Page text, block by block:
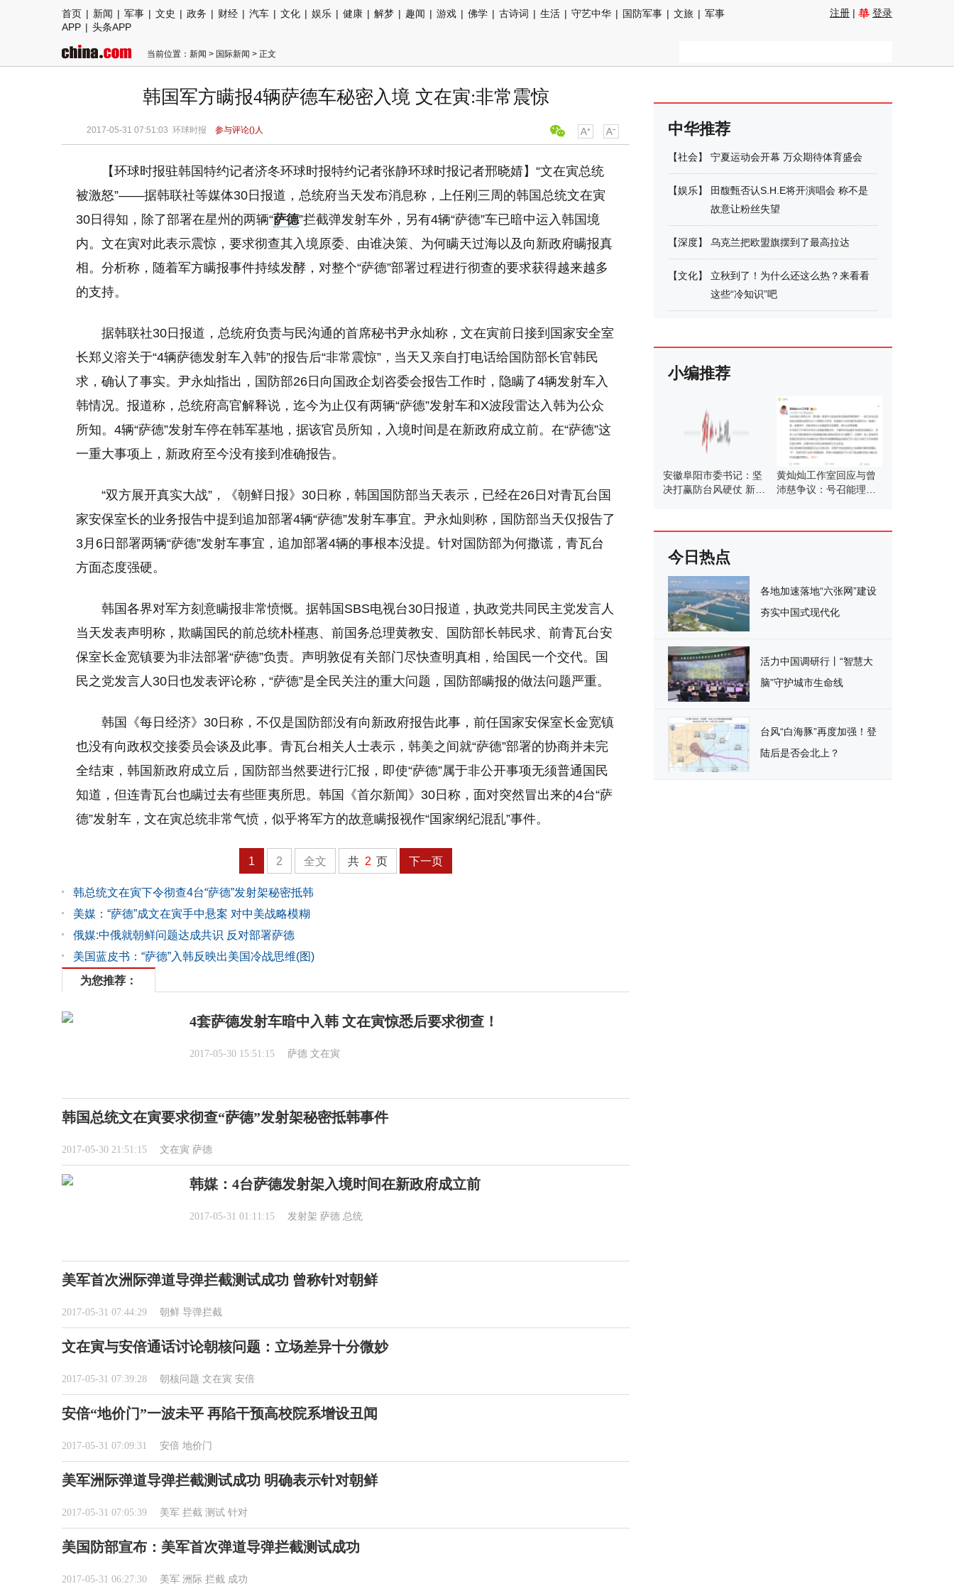
首页 | 新闻 | 军事 | 文史 | 政务 | 财经 | 汽车 | 文化 | 娱乐 | 健康 | 解梦 | 趣闻 | 游戏 | 佛学 | 古诗词 | 生活 | 守艺中华 | 国防军事 | 文旅 | 军事
APP | 头条APP
注册 | 登录
当前位置： 新闻 > 国际新闻 > 正文
韩国军方瞒报4辆萨德车秘密入境 文在寅:非常震惊
2017-05-31 07:51:03 环球时报 参与评论()人
【环球时报驻韩国特约记者济冬环球时报特约记者张静环球时报记者邢晓婧】“文在寅总统
被激怒”——据韩联社等媒体30日报道，总统府当天发布消息称，上任刚三周的韩国总统文在寅
30日得知，除了部署在星州的两辆“萨德”拦截弹发射车外，另有4辆“萨德”车已暗中运入韩国境
内。文在寅对此表示震惊，要求彻查其入境原委、由谁决策、为何瞒天过海以及向新政府瞒报真
相。分析称，随着军方瞒报事件持续发酵，对整个“萨德”部署过程进行彻查的要求获得越来越多
的支持。
据韩联社30日报道，总统府负责与民沟通的首席秘书尹永灿称，文在寅前日接到国家安全室
长郑义溶关于“4辆萨德发射车入韩”的报告后“非常震惊”，当天又亲自打电话给国防部长官韩民
求，确认了事实。尹永灿指出，国防部26日向国政企划咨委会报告工作时，隐瞒了4辆发射车入
韩情况。报道称，总统府高官解释说，迄今为止仅有两辆“萨德”发射车和X波段雷达入韩为公众
所知。4辆“萨德”发射车停在韩军基地，据该官员所知，入境时间是在新政府成立前。在“萨德”这
一重大事项上，新政府至今没有接到准确报告。
“双方展开真实大战”，《朝鲜日报》30日称，韩国国防部当天表示，已经在26日对青瓦台国
家安保室长的业务报告中提到追加部署4辆“萨德”发射车事宜。尹永灿则称，国防部当天仅报告了
3月6日部署两辆“萨德”发射车事宜，追加部署4辆的事根本没提。针对国防部为何撒谎，青瓦台
方面态度强硬。
韩国各界对军方刻意瞒报非常愤慨。据韩国SBS电视台30日报道，执政党共同民主党发言人
当天发表声明称，欺瞒国民的前总统朴槿惠、前国务总理黄教安、国防部长韩民求、前青瓦台安
保室长金宽镇要为非法部署“萨德”负责。声明敦促有关部门尽快查明真相，给国民一个交代。国
民之党发言人30日也发表评论称，“萨德”是全民关注的重大问题，国防部瞒报的做法问题严重。
韩国《每日经济》30日称，不仅是国防部没有向新政府报告此事，前任国家安保室长金宽镇
也没有向政权交接委员会谈及此事。青瓦台相关人士表示，韩美之间就“萨德”部署的协商并未完
全结束，韩国新政府成立后，国防部当然要进行汇报，即使“萨德”属于非公开事项无须普通国民
知道，但连青瓦台也瞒过去有些匪夷所思。韩国《首尔新闻》30日称，面对突然冒出来的4台“萨
德”发射车，文在寅总统非常气愤，似乎将军方的故意瞒报视作“国家纲纪混乱”事件。
1 2 全文 共 2 页 下一页
韩总统文在寅下令彻查4台“萨德”发射架秘密抵韩
美媒：“萨德”成文在寅手中悬案 对中美战略模糊
俄媒:中俄就朝鲜问题达成共识 反对部署萨德
美国蓝皮书：“萨德”入韩反映出美国冷战思维(图)
为您推荐：
4套萨德发射车暗中入韩 文在寅惊悉后要求彻查！
2017-05-30 15:51:15 萨德 文在寅
韩国总统文在寅要求彻查“萨德”发射架秘密抵韩事件
2017-05-30 21:51:15 文在寅 萨德
韩媒：4台萨德发射架入境时间在新政府成立前
2017-05-31 01:11:15 发射架 萨德 总统
美军首次洲际弹道导弹拦截测试成功 曾称针对朝鲜
2017-05-31 07:44:29 朝鲜 导弹拦截
文在寅与安倍通话讨论朝核问题：立场差异十分微妙
2017-05-31 07:39:28 朝核问题 文在寅 安倍
安倍“地价门”一波未平 再陷干预高校院系增设丑闻
2017-05-31 07:09:31 安倍 地价门
美军洲际弹道导弹拦截测试成功 明确表示针对朝鲜
2017-05-31 07:05:39 美军 拦截 测试 针对
美国防部宣布：美军首次弹道导弹拦截测试成功
2017-05-31 06:27:30 美军 洲际 拦截 成功
中华推荐
【社会】 宁夏运动会开幕 万众期待体育盛会
【娱乐】
田馥甄否认S.H.E将开演唱会 称不是
故意让粉丝失望
【深度】 乌克兰把欧盟旗摆到了最高拉达
【文化】
立秋到了！为什么还这么热？来看看
这些“冷知识”吧
小编推荐
安徽阜阳市委书记：坚
决打赢防台风硬仗 新书
黄灿灿工作室回应与曾
沛慈争议：号召能理智
今日热点
各地加速落地“六张网”建设
夯实中国式现代化
活力中国调研行丨“智慧大
脑”守护城市生命线
台风“白海豚”再度加强！登
陆后是否会北上？